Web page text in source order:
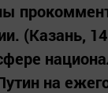
(Казань,
на